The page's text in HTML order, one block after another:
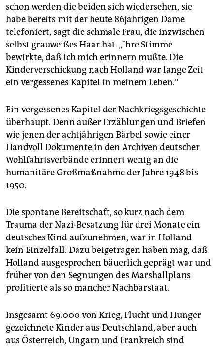
schon werden die beiden sich wiedersehen, sie
habe bereits mit der heute 86jährigen Dame
telefoniert, sagt die schmale Frau, die inzwischen
selbst grauweißes Haar hat. „Ihre Stimme
bewirkte, daß ich mich erinnern mußte. Die
Kinderverschickung nach Holland war lange Zeit
ein vergessenes Kapitel in meinem Leben.“
Ein vergessenes Kapitel der Nachkriegsgeschichte
überhaupt. Denn außer Erzählungen und Briefen
wie jenen der achtjährigen Bärbel sowie einer
Handvoll Dokumente in den Archiven deutscher
Wohlfahrtsverbände erinnert wenig an die
humanitäre Großmaßnahme der Jahre 1948 bis
1950.
Die spontane Bereitschaft, so kurz nach dem
Trauma der Nazi-Besatzung für drei Monate ein
deutsches Kind aufzunehmen, war in Holland
kein Einzelfall. Dazu beigetragen haben mag, daß
Holland ausgesprochen bäuerlich geprägt war und
früher von den Segnungen des Marshallplans
profitierte als so mancher Nachbarstaat.
Insgesamt 69.000 von Krieg, Flucht und Hunger
gezeichnete Kinder aus Deutschland, aber auch
aus Österreich, Ungarn und Frankreich sind